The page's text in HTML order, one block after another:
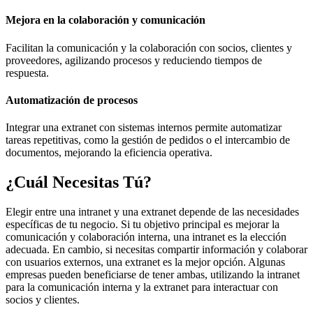
Mejora en la colaboración y comunicación
Facilitan la comunicación y la colaboración con socios, clientes y
proveedores, agilizando procesos y reduciendo tiempos de
respuesta.
Automatización de procesos
Integrar una extranet con sistemas internos permite automatizar
tareas repetitivas, como la gestión de pedidos o el intercambio de
documentos, mejorando la eficiencia operativa.
¿Cuál Necesitas Tú?
Elegir entre una intranet y una extranet depende de las necesidades
específicas de tu negocio. Si tu objetivo principal es mejorar la
comunicación y colaboración interna, una intranet es la elección
adecuada. En cambio, si necesitas compartir información y colaborar
con usuarios externos, una extranet es la mejor opción. Algunas
empresas pueden beneficiarse de tener ambas, utilizando la intranet
para la comunicación interna y la extranet para interactuar con
socios y clientes.